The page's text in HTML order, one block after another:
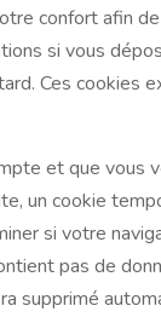
confort afin
si vous
Ces cookies
et que vous
un cookie
si votre
pas de
supprimé